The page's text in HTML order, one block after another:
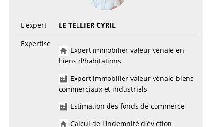
L'expert
LE TELLIER CYRIL
Expertise
Expert immobilier valeur vénale en
biens d'habitations
Expert immobilier valeur vénale biens
commerciaux et industriels
Estimation des fonds de commerce
Calcul de l'indemnité d'éviction